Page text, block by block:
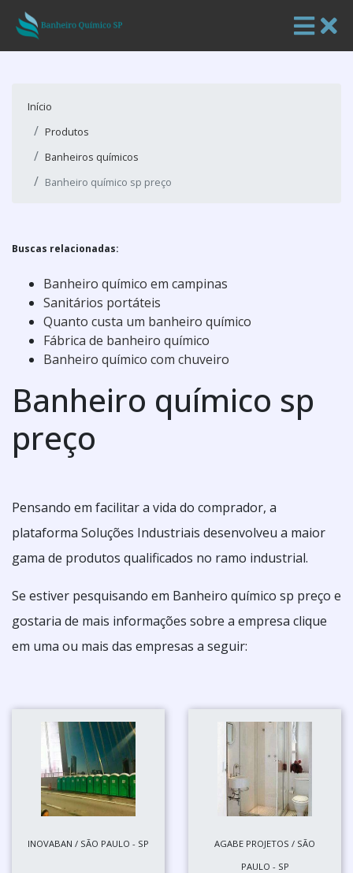
Início
Produtos
Banheiros químicos
Banheiro químico sp preço
Buscas relacionadas:
Banheiro químico em campinas
Sanitários portáteis
Quanto custa um banheiro químico
Fábrica de banheiro químico
Banheiro químico com chuveiro
Banheiro químico sp
preço
Pensando em facilitar a vida do comprador, a
plataforma Soluções Industriais desenvolveu a maior
gama de produtos qualificados no ramo industrial.
Se estiver pesquisando em Banheiro químico sp preço e
gostaria de mais informações sobre a empresa clique
em uma ou mais das empresas a seguir:
INOVABAN / SÃO PAULO - SP
AGABE PROJETOS / SÃO
PAULO - SP